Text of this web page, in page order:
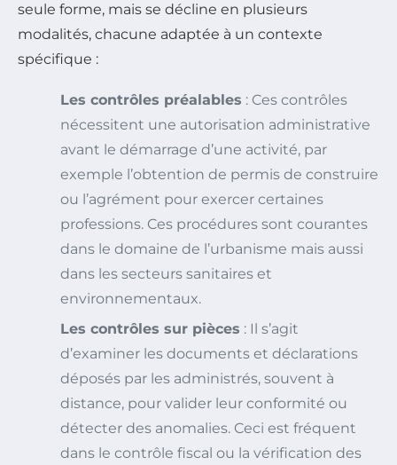
seule forme, mais se décline en plusieurs
modalités, chacune adaptée à un contexte
spécifique :
Les contrôles préalables : Ces contrôles
nécessitent une autorisation administrative
avant le démarrage d’une activité, par
exemple l’obtention de permis de construire
ou l’agrément pour exercer certaines
professions. Ces procédures sont courantes
dans le domaine de l’urbanisme mais aussi
dans les secteurs sanitaires et
environnementaux.
Les contrôles sur pièces : Il s’agit
d’examiner les documents et déclarations
déposés par les administrés, souvent à
distance, pour valider leur conformité ou
détecter des anomalies. Ceci est fréquent
dans le contrôle fiscal ou la vérification des